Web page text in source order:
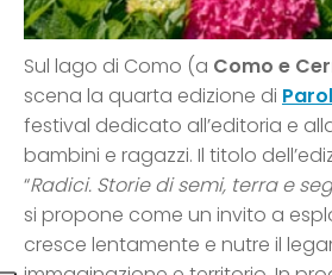
Sul lago di Como (a Como e
scena la quarta edizione di
festival dedicato all’editoria e
bambini e ragazzi. Il titolo
“Radici. Storie di semi, terra e
si propone come un invito a
cresce lentamente e nutre il